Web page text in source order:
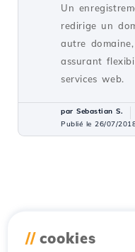
Un
redirige un
autre
assurant
services web.
par Sebastian S.
Publié le 26/07/
// cookies